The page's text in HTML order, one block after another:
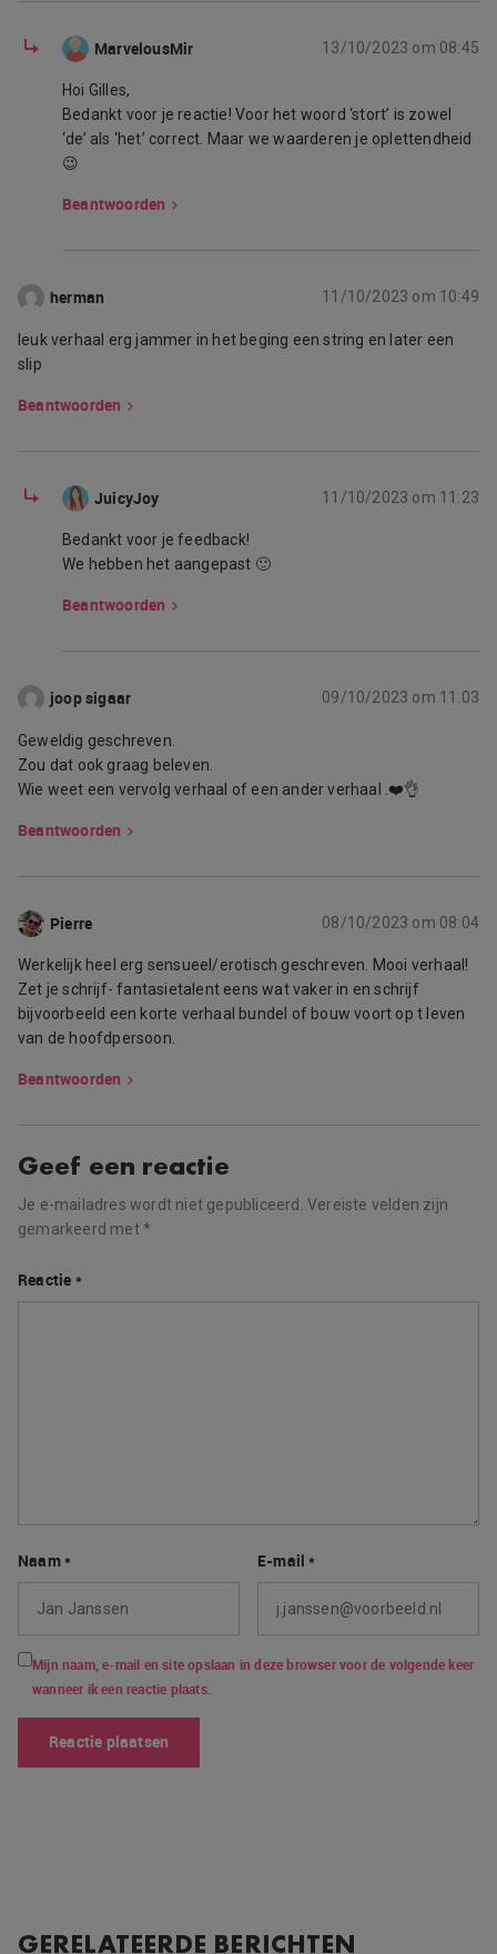
MarvelousMir 13/10/2023 om 08:45
Hoi Gilles,
Bedankt voor je reactie! Voor het woord ‘stort’ is zowel
‘de’ als ‘het’ correct. Maar we waarderen je oplettendheid
😉
Beantwoorden
herman 11/10/2023 om 10:49
leuk verhaal erg jammer in het beging een string en later een
slip
Beantwoorden
JuicyJoy 11/10/2023 om 11:23
Bedankt voor je feedback!
We hebben het aangepast 🙂
Beantwoorden
joop sigaar 09/10/2023 om 11:03
Geweldig geschreven.
Zou dat ook graag beleven.
Wie weet een vervolg verhaal of een ander verhaal .❤️👌
Beantwoorden
Pierre 08/10/2023 om 08:04
Werkelijk heel erg sensueel/erotisch geschreven. Mooi verhaal!
Zet je schrijf- fantasietalent eens wat vaker in en schrijf
bijvoorbeeld een korte verhaal bundel of bouw voort op t leven
van de hoofdpersoon.
Beantwoorden
Geef een reactie
Je e-mailadres wordt niet gepubliceerd. Vereiste velden zijn
gemarkeerd met*
Reactie *
Naam* E-mail*
Mijn naam, e-mail en site opslaan in deze browser voor de volgende keer
wanneer ik een reactie plaats.
GERELATEERDE BERICHTEN